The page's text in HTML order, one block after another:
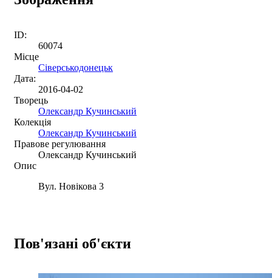
ID:
60074
Місце
Сіверськодонецьк
Дата:
2016-04-02
Творець
Олександр Кучинський
Колекція
Олександр Кучинський
Правове регулювання
Олександр Кучинський
Опис
Вул. Новікова 3
Пов'язані об'єкти